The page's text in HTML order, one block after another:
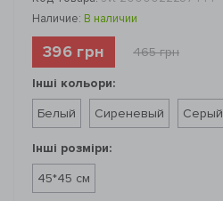
Наличие: В наличии
396 грн 465 грн
Інші кольори:
Белый
Сиреневый Серый
Інші розміри:
45*45 см